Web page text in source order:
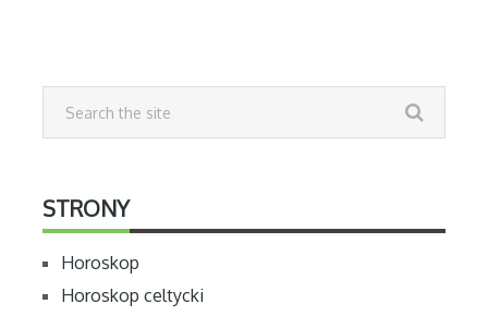
STRONY
Horoskop
Horoskop celtycki